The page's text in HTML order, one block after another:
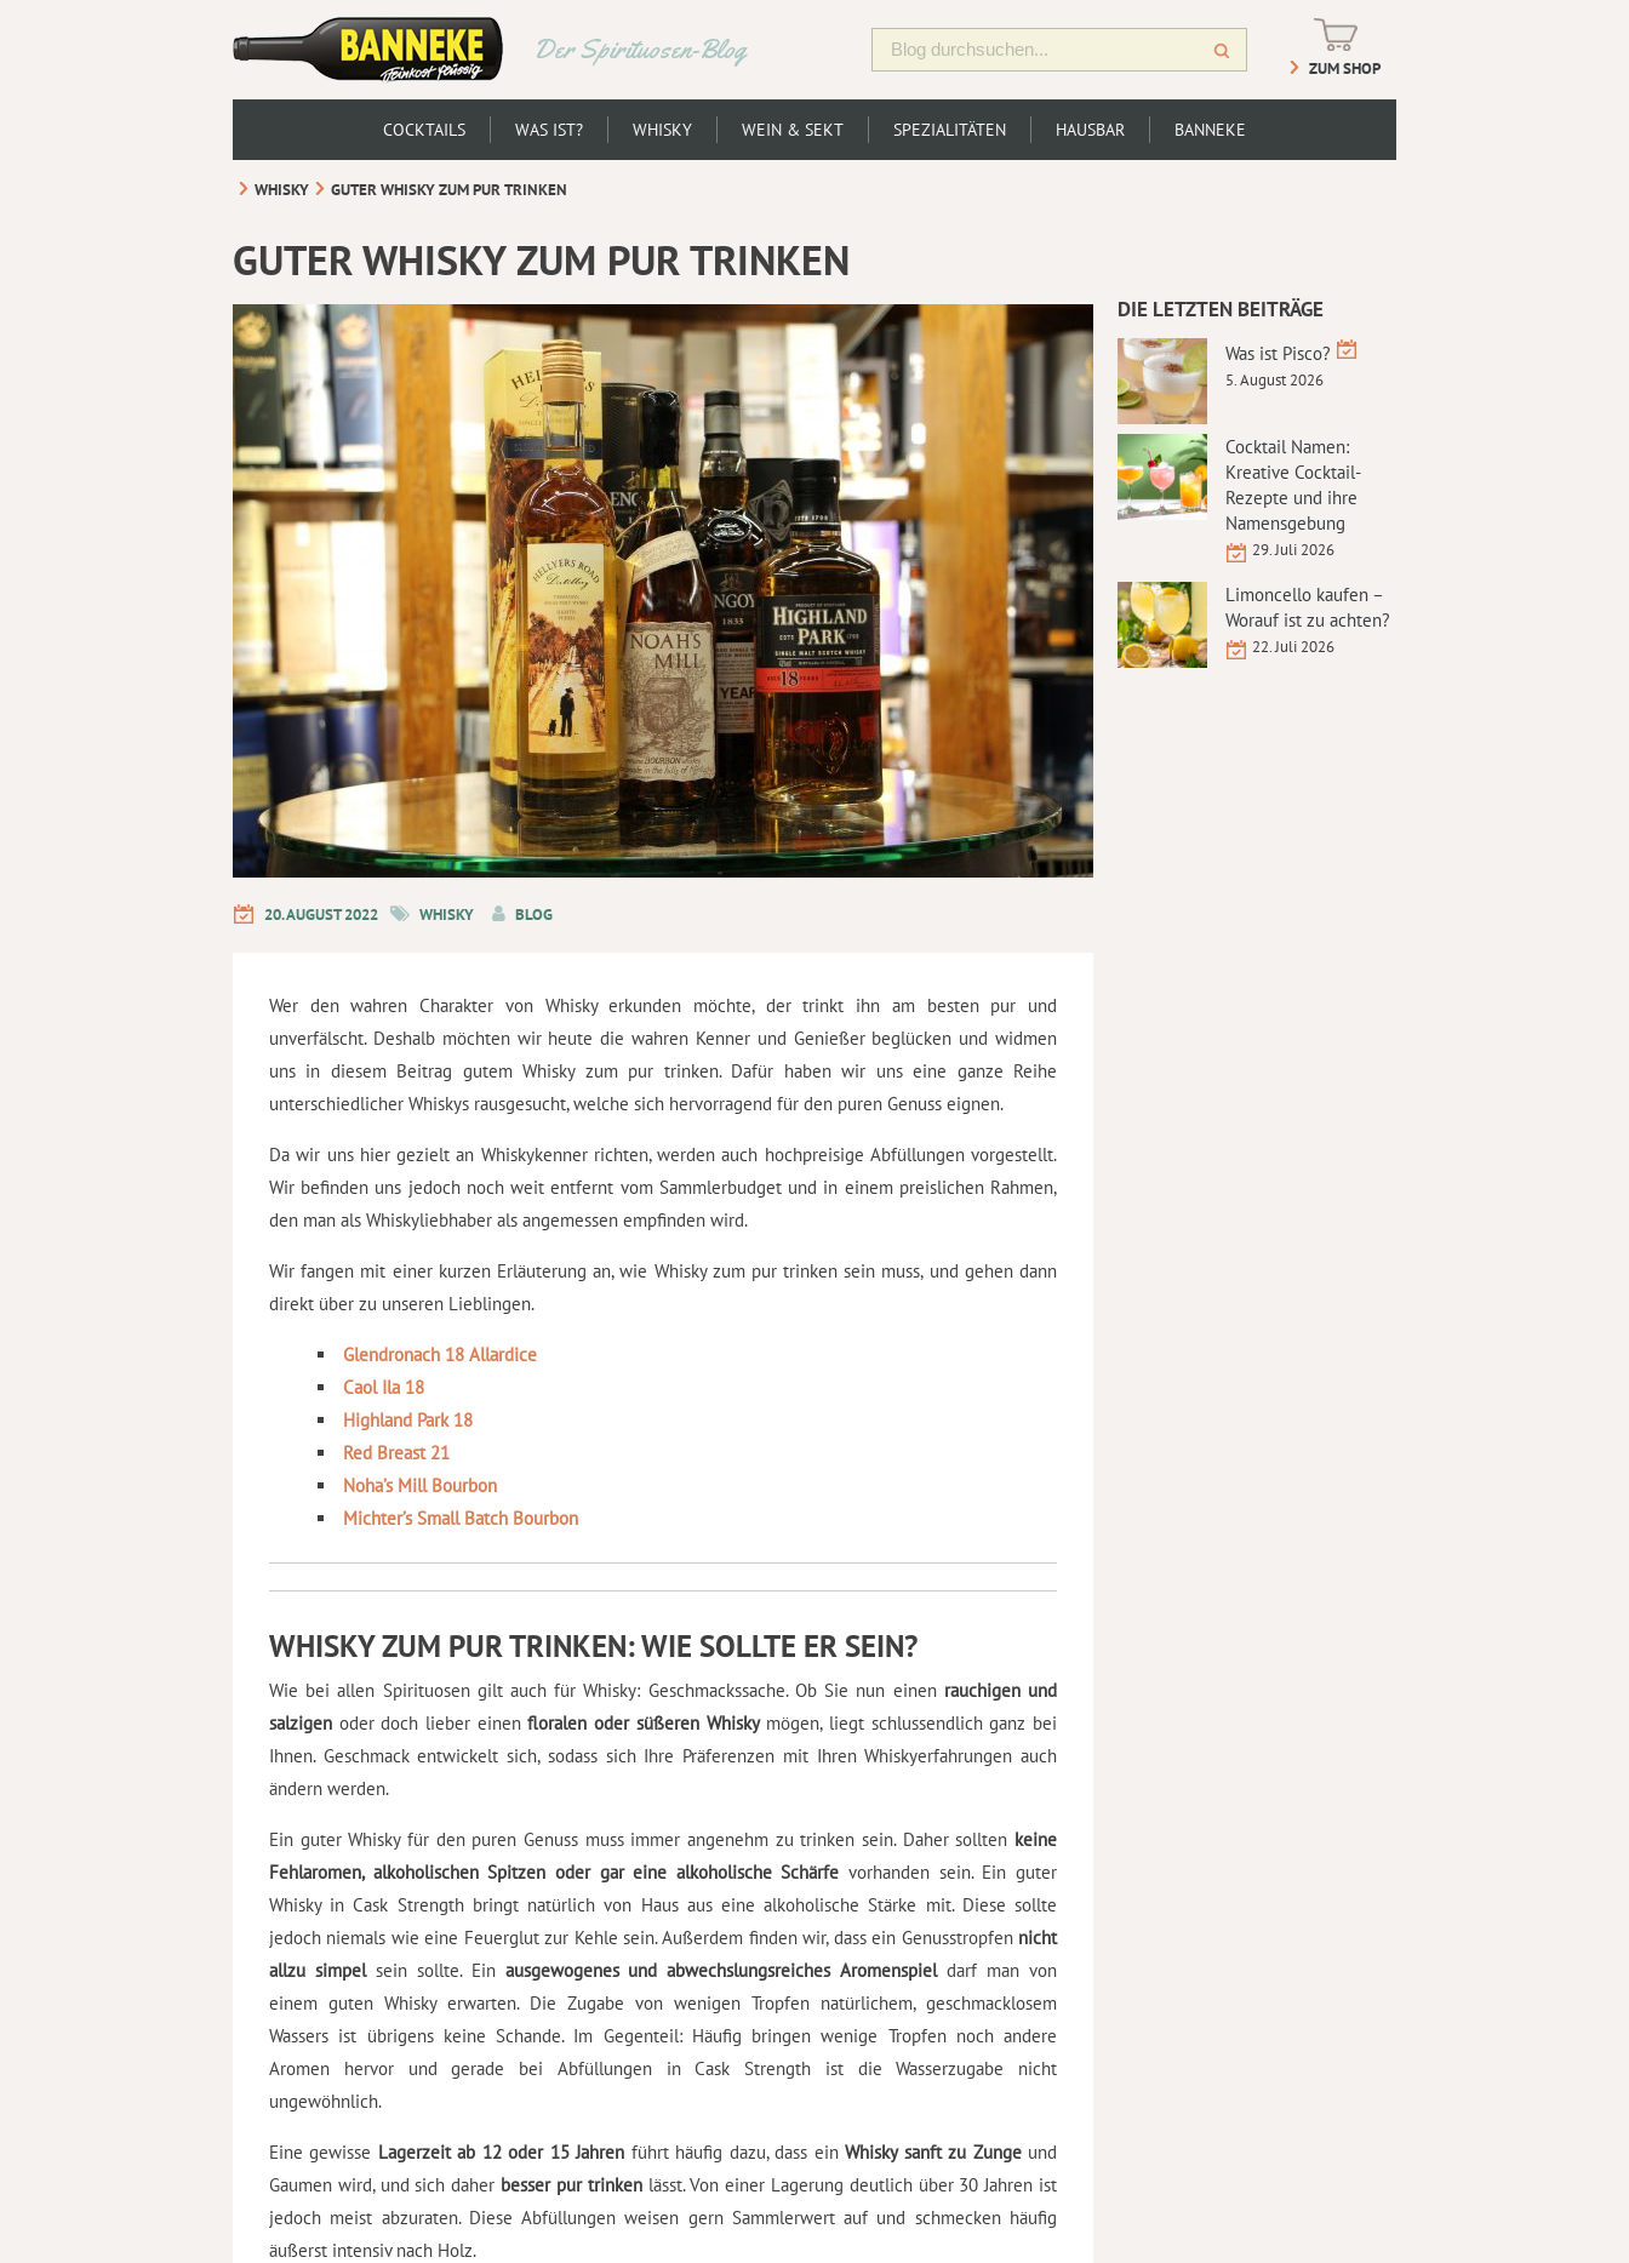
Der Spirituosen-Blog
ZUM SHOP
COCKTAILS WAS IST? WHISKY WEIN & SEKT SPEZIALITÄTEN HAUSBAR BANNEKE
WHISKY GUTER WHISKY ZUM PUR TRINKEN
GUTER WHISKY ZUM PUR TRINKEN
20. AUGUST 2022 WHISKY BLOG
Wer den wahren Charakter von Whisky erkunden möchte, der trinkt ihn am besten pur und
unverfälscht. Deshalb möchten wir heute die wahren Kenner und Genießer beglücken und widmen
uns in diesem Beitrag gutem Whisky zum pur trinken. Dafür haben wir uns eine ganze Reihe
unterschiedlicher Whiskys rausgesucht, welche sich hervorragend für den puren Genuss eignen.
Da wir uns hier gezielt an Whiskykenner richten, werden auch hochpreisige Abfüllungen vorgestellt.
Wir befinden uns jedoch noch weit entfernt vom Sammlerbudget und in einem preislichen Rahmen,
den man als Whiskyliebhaber als angemessen empfinden wird.
Wir fangen mit einer kurzen Erläuterung an, wie Whisky zum pur trinken sein muss, und gehen dann
direkt über zu unseren Lieblingen.
Glendronach 18 Allardice
Caol Ila 18
Highland Park 18
Red Breast 21
Noha’s Mill Bourbon
Michter’s Small Batch Bourbon
WHISKY ZUM PUR TRINKEN: WIE SOLLTE ER SEIN?
Wie bei allen Spirituosen gilt auch für Whisky: Geschmackssache. Ob Sie nun einen rauchigen und
salzigen oder doch lieber einenfloralen oder süßeren Whiskymögen, liegt schlussendlich ganz bei
Ihnen. Geschmack entwickelt sich, sodass sich Ihre Präferenzen mit Ihren Whiskyerfahrungen auch
ändern werden.
Ein guter Whisky für den puren Genuss muss immer angenehm zu trinken sein. Daher sollten keine
Fehlaromen, alkoholischen Spitzen oder gar eine alkoholische Schärfe vorhanden sein. Ein guter
Whisky in Cask Strength bringt natürlich von Haus aus eine alkoholische Stärke mit. Diese sollte
jedoch niemals wie eine Feuerglut zur Kehle sein. Außerdem finden wir, dass ein Genusstropfen nicht
allzu simpelsein sollte. Ein ausgewogenes und abwechslungsreiches Aromenspieldarf man von
einem guten Whisky erwarten. Die Zugabe von wenigen Tropfen natürlichem, geschmacklosem
Wassers ist übrigens keine Schande. Im Gegenteil: Häufig bringen wenige Tropfen noch andere
Aromen hervor und gerade bei Abfüllungen in Cask Strength ist die Wasserzugabe nicht
ungewöhnlich.
Eine gewisse Lagerzeit ab 12 oder 15 Jahren führt häufig dazu, dass einWhisky sanft zu Zungeund
Gaumen wird, und sich daher besser pur trinkenlässt. Von einer Lagerung deutlich über 30 Jahren ist
jedoch meist abzuraten. Diese Abfüllungen weisen gern Sammlerwert auf und schmecken häufig
äußerst intensiv nach Holz.
DIE LETZTEN BEITRÄGE
Was ist Pisco?
5. August 2026
Cocktail Namen:
Kreative Cocktail-
Rezepte und ihre
Namensgebung
29. Juli 2026
Limoncello kaufen –
Worauf ist zu achten?
22. Juli 2026